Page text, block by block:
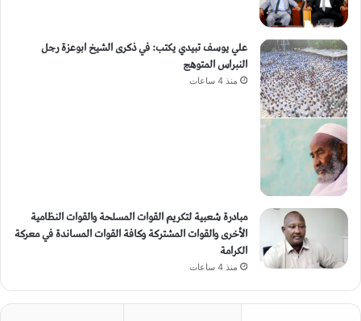
علي يوسف تبيدي يكتب: في ذكرى الشيخ ابوعزة رجل
النبراس المتوهج
منذ 4 ساعات
مبادرة شعبية لتكريم القوات المسلحة والقوات النظامية
الأخرى والقوات المشتركة وكافة القوات المساندة في معركة
الكرامة
منذ 4 ساعات